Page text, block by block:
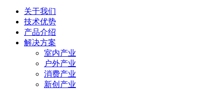
关于我们
技术优势
产品介绍
解决方案
室内产业
户外产业
消费产业
新创产业